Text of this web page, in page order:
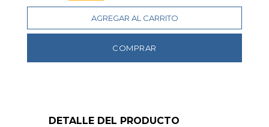
AGREGAR AL CARRITO
COMPRAR
DETALLE DEL PRODUCTO